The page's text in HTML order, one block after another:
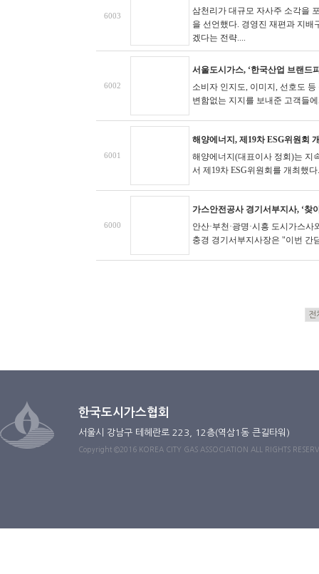
6003
삼천리가 대규모 자사주 소각을
을 선언했다. 경영진 재편과 지배
겠다는 전략....
6002
서울도시가스, ‘한국산업 브랜드
소비자 인지도, 이미지, 선호도
변함없는 지지를 보내준 고객들
6001
해양에너지, 제19차 ESG위원회
해양에너지(대표이사 정회)는 지
서 제19차 ESG위원회를 개최했
6000
가스안전공사 경기서부지사, ‘찾
안산·부천·광명·시흥 도시가스
충경 경기서부지사장은 "이번 간
한국도시가스협회
서울시 강남구 테헤란로 223, 12층(역삼1동 큰길타워)
Copyright ©2016 KOREA CITY GAS ASSOCIATION ALL RIGHTS